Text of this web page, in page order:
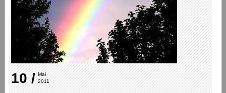
10 / Mai
2011